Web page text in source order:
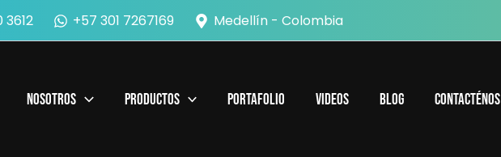
+57 301 7267169 Medellín - Colombia
Nosotros Productos Portafolio Videos Blog Contacténos